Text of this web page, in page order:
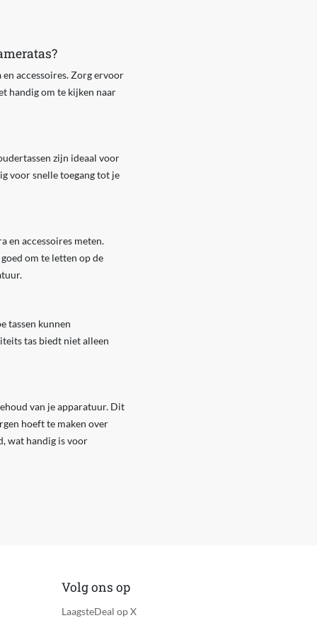
accessoires. Zorg ervoor
handig om te kijken naar
zijn ideaal voor
voor snelle toegang tot je
en accessoires meten.
om te letten op de
tassen kunnen
tas biedt niet alleen
van je apparatuur. Dit
hoeft te maken over
wat handig is voor
Volg ons op
LaagsteDeal op X